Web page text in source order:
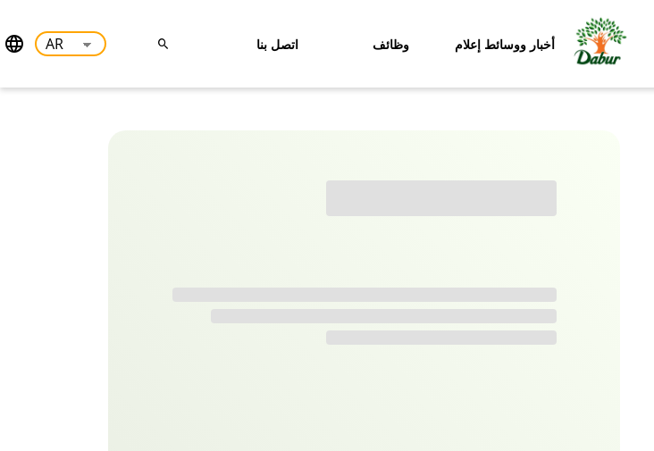
أخبار ووسائط إعلام وظائف اتصل بنا